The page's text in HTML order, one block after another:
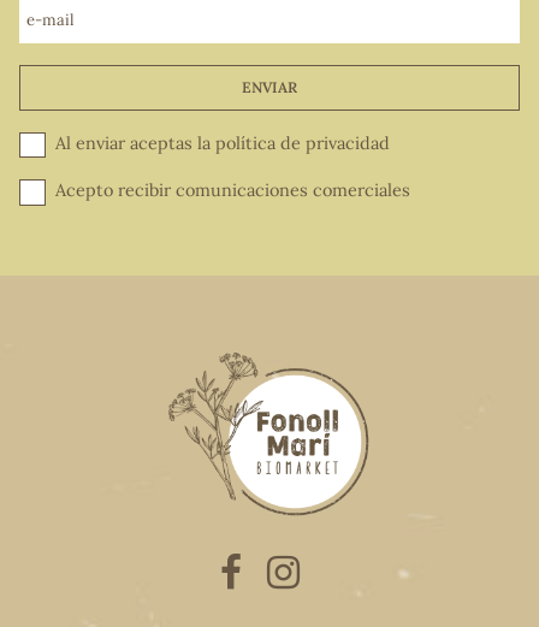
e-mail
ENVIAR
Al enviar aceptas la política de privacidad
Acepto recibir comunicaciones comerciales